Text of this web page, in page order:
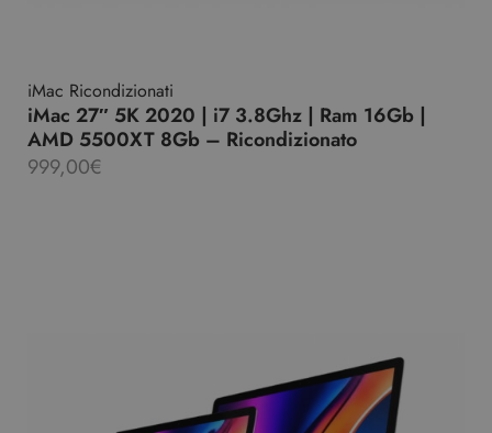
iMac Ricondizionati
iMac 27″ 5K 2020 | i7 3.8Ghz | Ram 16Gb |
AMD 5500XT 8Gb – Ricondizionato
999,00€